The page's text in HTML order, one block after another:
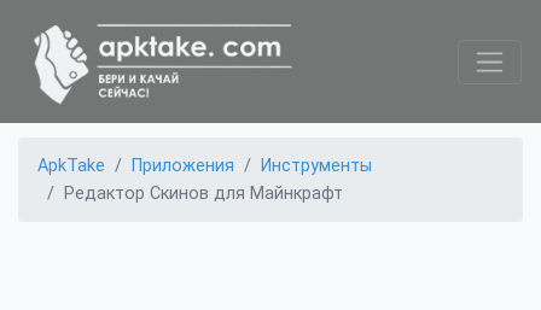
ApkTake Приложения
Инструменты
Редактор Скинов для Майнкрафт